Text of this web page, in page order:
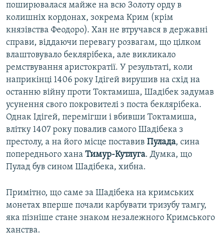
поширювалася майже на всю Золоту орду в
колишніх кордонах, зокрема Крим (крім
князівства Феодоро). Хан не втручався в державні
справи, віддаючи перевагу розвагам, що цілком
влаштовувало беклярібека, але викликало
ремствування аристократії. У результаті, коли
наприкінці 1406 року Ідігей вирушив на схід на
останню війну проти Токтамиша, Шадібек задумав
усунення свого покровителі з поста беклярібека.
Однак Ідігей, перемігши і вбивши Токтамиша,
влітку 1407 року повалив самого Шадібека з
престолу, а на його місце поставив Пулада, сина
попереднього хана Тимур-Кутлуга. Думка, що
Пулад був сином Шадібека, хибна.
Примітно, що саме за Шадібека на кримських
монетах вперше почали карбувати тризубу тамгу,
яка пізніше стане знаком незалежного Кримського
ханства.